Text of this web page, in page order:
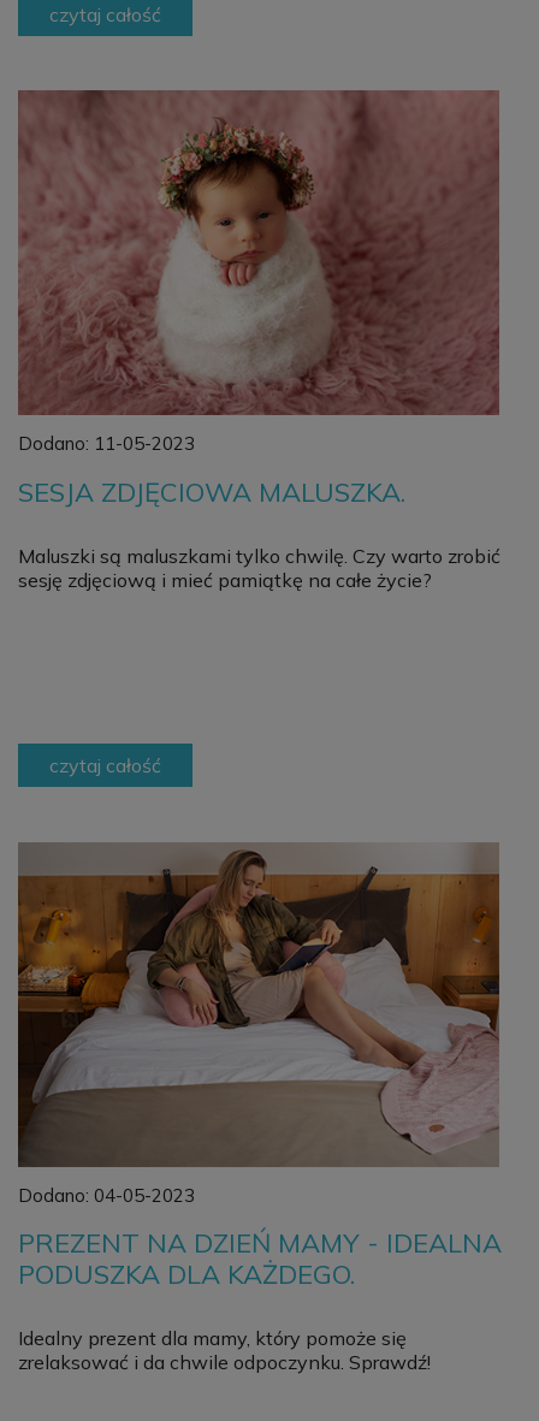
czytaj całość
Dodano: 11-05-2023
SESJA ZDJĘCIOWA MALUSZKA.
Maluszki są maluszkami tylko chwilę. Czy warto zrobić
sesję zdjęciową i mieć pamiątkę na całe życie?
czytaj całość
Dodano: 04-05-2023
PREZENT NA DZIEŃ MAMY - IDEALNA
PODUSZKA DLA KAŻDEGO.
Idealny prezent dla mamy, który pomoże się
zrelaksować i da chwile odpoczynku. Sprawdź!